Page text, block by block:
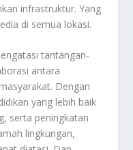
infrastruktur. Yang
di semua lokasi.
tantangan-
antara
Dengan
yang lebih baik
serta peningkatan
lingkungan,